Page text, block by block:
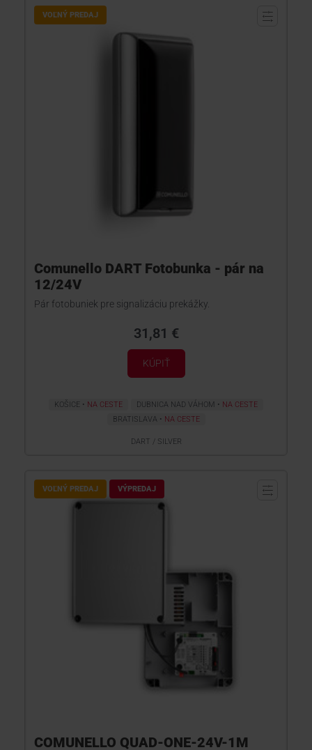
VOĽNÝ PREDAJ
Comunello DART Fotobunka - pár na
12/24V
Pár fotobuniek pre signalizáciu prekážky.
31,81 €
KÚPIŤ
KOŠICE NA CESTE DUBNICA NAD VÁHOM
NA CESTE
BRATISLAVA
NA CESTE
DART / SILVER
VOĽNÝ PREDAJ VÝPREDAJ
COMUNELLO QUAD-ONE-24V-1M